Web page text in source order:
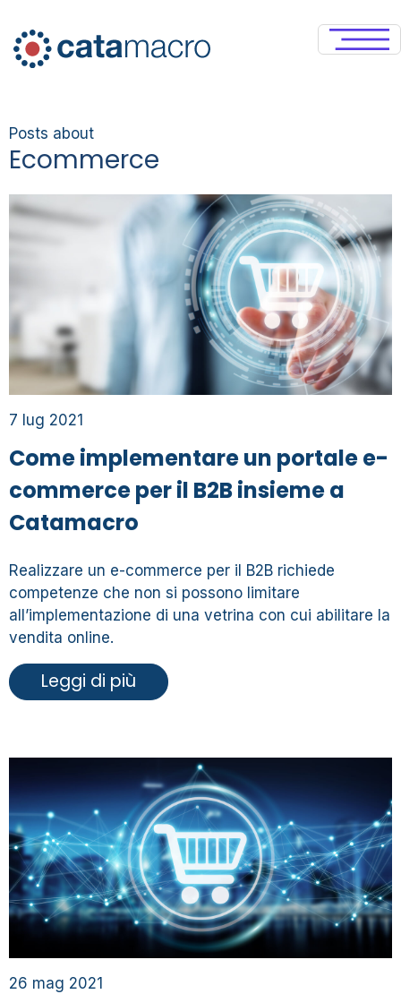
Posts about
Ecommerce
7 lug 2021
Come implementare un portale e-
commerce per il B2B insieme a
Catamacro
Realizzare un e-commerce per il B2B richiede
competenze che non si possono limitare
all’implementazione di una vetrina con cui abilitare la
vendita online.
Leggi di più
26 mag 2021